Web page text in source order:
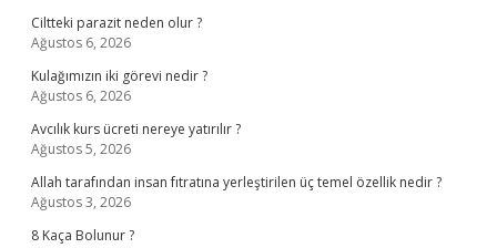
Ciltteki parazit neden olur ?
Ağustos 6, 2026
Kulağımızın iki görevi nedir ?
Ağustos 6, 2026
Avcılık kurs ücreti nereye yatırılır ?
Ağustos 5, 2026
Allah tarafından insan fıtratına yerleştirilen üç temel özellik nedir ?
Ağustos 3, 2026
8 Kaça Bolunur ?